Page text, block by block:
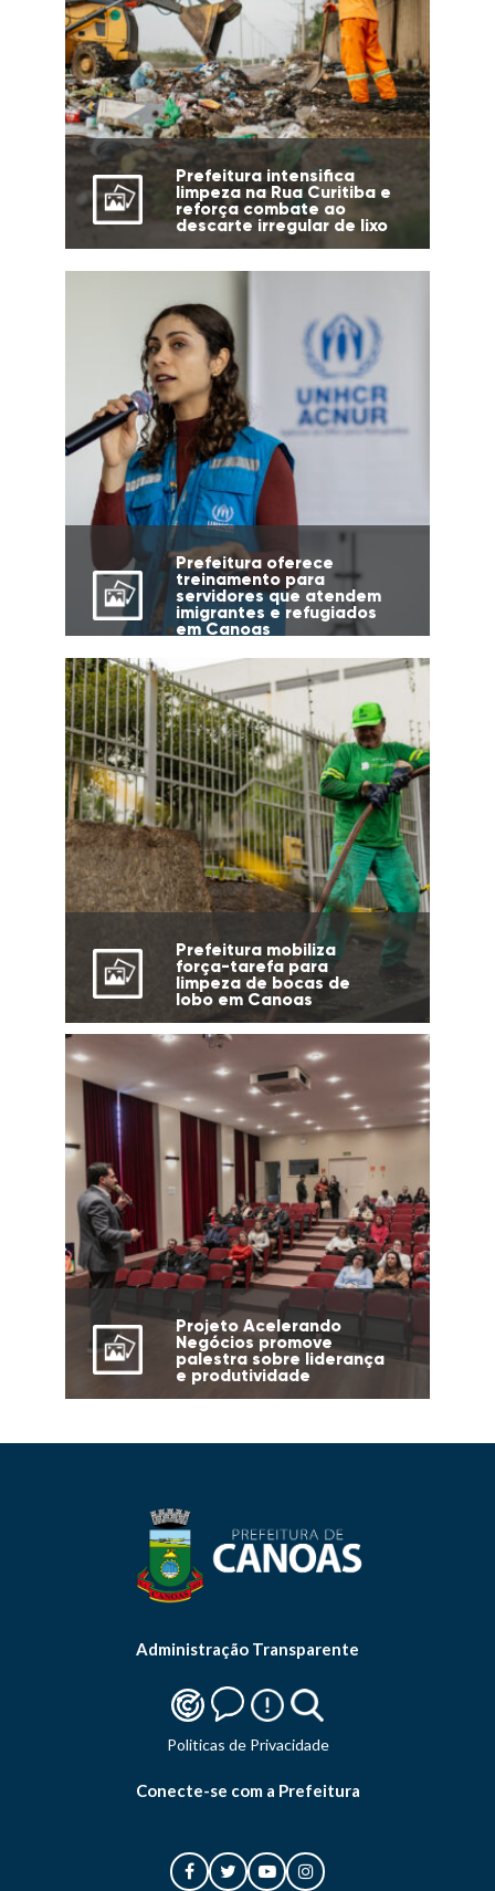
Prefeitura intensifica
limpeza na Rua Curitiba e
reforça combate ao
descarte irregular de lixo
Prefeitura oferece
treinamento para
servidores que atendem
imigrantes e refugiados
em Canoas
Prefeitura mobiliza
força-tarefa para
limpeza de bocas de
lobo em Canoas
Projeto Acelerando
Negócios promove
palestra sobre liderança
e produtividade
Administração Transparente
Politicas de Privacidade
Conecte-se com a Prefeitura